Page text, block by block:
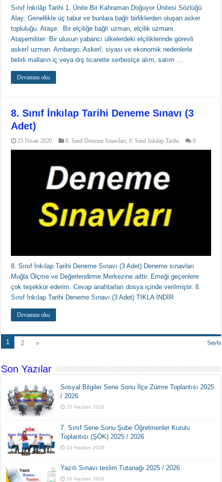
Sınıf İnkılâp Tarihi 1. Ünite Bir Kahraman Doğuyor Ünitesi Sözlüğü
Alay: Genellikle üç tabur ve bunlara bağlı birliklerden oluşan asker
topluluğu. Ataşe: Bir elçiliğe bağlı uzman, elçilik uzmanı.
Ataşemiliter: Bir ulusun yabancı ülkelerdeki elçiliklerinde görevli
askerî uzman. Ambargo: Askerî, siyasi ve ekonomik nedenlerle
belirli malların iç veya dış ticarette serbestçe alım, satım …
Devamını oku
8. Sınıf İnkılap Tarihi Deneme Sınavı (3
Adet)
25 Nisan 2020 8. Sınıf Deneme Sınavları ,8. Sınıf İnkılap Tarihi 0
8. Sınıf İnkılap Tarihi Deneme Sınavı (3 Adet) Deneme sınavları
Muğla Ölçme ve Değerlendirme Merkezine aittir. Emeği geçenlere
çok teşekkür ederim. Cevap anahtarları dosya içinde verilmiştir. 8.
Sınıf İnkılap Tarihi Deneme Sınavı (3 Adet) TIKLA İNDİR
Devamını oku
Sayfa
1 2 »
Son Yazılar
Sosyal Bilgiler Sene Sonu İlçe Zümre Toplantısı 2025
/ 2026
25 Haziran 2026
7. Sınıf Sene Sonu Şube Öğretmenler Kurulu
Toplantısı (ŞÖK) 2025 / 2026
24 Haziran 2026
Yazılı Sınavı teslim Tutanağı 2025 / 2026
10 Haziran 2026